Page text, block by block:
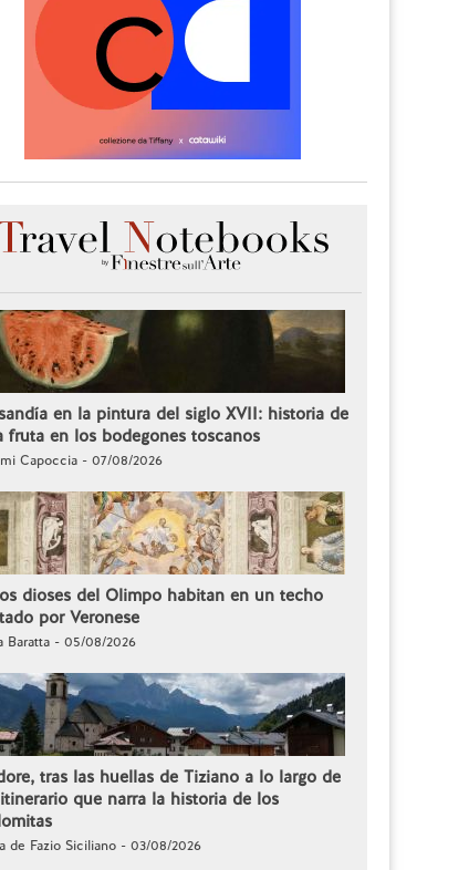
en la pintura del siglo XVII: historia de
fruta en los bodegones toscanos
Capoccia - 07/08/2026
dioses del Olimpo habitan en un techo
por Veronese
Baratta - 05/08/2026
tras las huellas de Tiziano a lo largo de
que narra la historia de los
de Fazio Siciliano - 03/08/2026